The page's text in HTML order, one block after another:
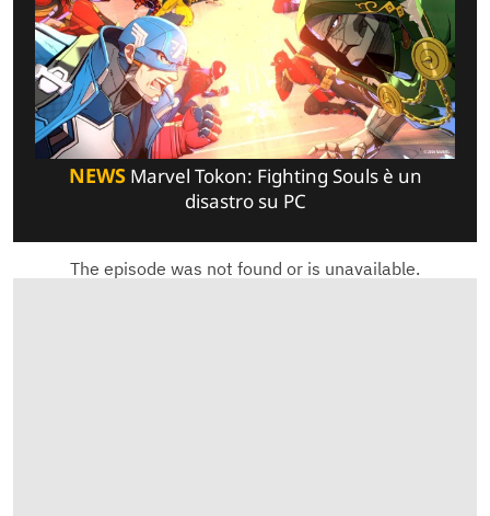
NEWSMarvel Tokon: Fighting Souls è un
disastro su PC